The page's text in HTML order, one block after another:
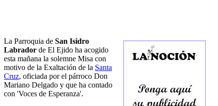
La Parroquia de San Isidro
Labrador de El Ejido ha acogido
esta mañana la solemne Misa con
motivo de la Exaltación de la Santa
Cruz, oficiada por el párroco Don
Mariano Delgado y que ha contado
con 'Voces de Esperanza'.